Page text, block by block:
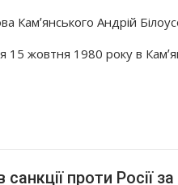
Камʼянського Андрій
15 жовтня 1980 року в
проти Росії